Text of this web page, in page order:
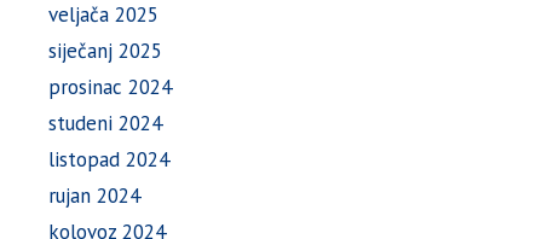
veljača 2025
siječanj 2025
prosinac 2024
studeni 2024
listopad 2024
rujan 2024
kolovoz 2024